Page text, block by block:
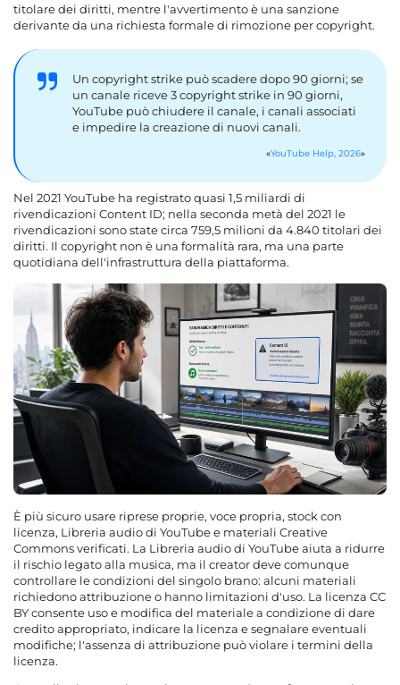
titolare dei diritti, mentre l'avvertimento è una sanzione
derivante da una richiesta formale di rimozione per copyright.
Un copyright strike può scadere dopo 90 giorni; se
un canale riceve 3 copyright strike in 90 giorni,
YouTube può chiudere il canale, i canali associati
e impedire la creazione di nuovi canali.
YouTube Help, 2026
Nel 2021 YouTube ha registrato quasi 1,5 miliardi di
rivendicazioni Content ID; nella seconda metà del 2021 le
rivendicazioni sono state circa 759,5 milioni da 4.840 titolari dei
diritti. Il copyright non è una formalità rara, ma una parte
quotidiana dell'infrastruttura della piattaforma.
È più sicuro usare riprese proprie, voce propria, stock con
licenza, Libreria audio di YouTube e materiali Creative
Commons verificati. La Libreria audio di YouTube aiuta a ridurre
il rischio legato alla musica, ma il creator deve comunque
controllare le condizioni del singolo brano: alcuni materiali
richiedono attribuzione o hanno limitazioni d'uso. La licenza CC
BY consente uso e modifica del materiale a condizione di dare
credito appropriato, indicare la licenza e segnalare eventuali
modifiche; l'assenza di attribuzione può violare i termini della
licenza.